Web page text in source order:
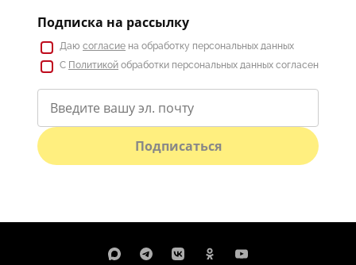
Подписка на рассылку
Даю согласие на обработку персональных данных
С Политикой обработки персональных данных согласен
Подписаться